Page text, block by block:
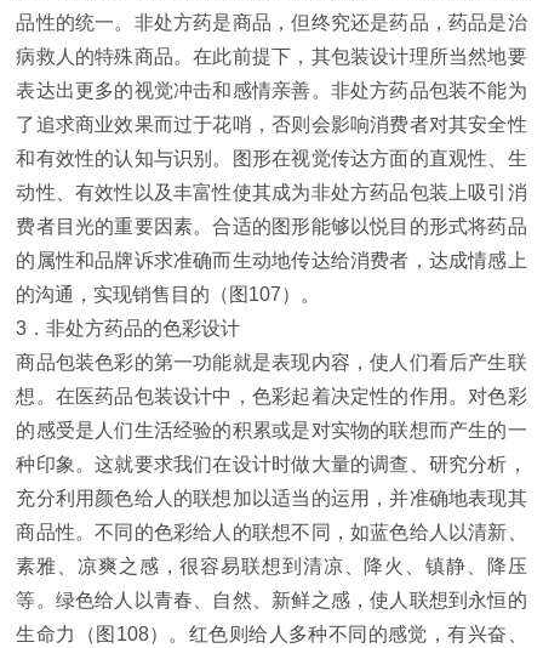
品性的统一。非处方药是商品，但终究还是药品，药品是治
病救人的特殊商品。在此前提下，其包装设计理所当然地要
表达出更多的视觉冲击和感情亲善。非处方药品包装不能为
了追求商业效果而过于花哨，否则会影响消费者对其安全性
和有效性的认知与识别。图形在视觉传达方面的直观性、生
动性、有效性以及丰富性使其成为非处方药品包装上吸引消
费者目光的重要因素。合适的图形能够以悦目的形式将药品
的属性和品牌诉求准确而生动地传达给消费者，达成情感上
的沟通，实现销售目的（图107）。
3．非处方药品的色彩设计
商品包装色彩的第一功能就是表现内容，使人们看后产生联
想。在医药品包装设计中，色彩起着决定性的作用。对色彩
的感受是人们生活经验的积累或是对实物的联想而产生的一
种印象。这就要求我们在设计时做大量的调查、研究分析，
充分利用颜色给人的联想加以适当的运用，并准确地表现其
商品性。不同的色彩给人的联想不同，如蓝色给人以清新、
素雅、凉爽之感，很容易联想到清凉、降火、镇静、降压
等。绿色给人以青春、自然、新鲜之感，使人联想到永恒的
生命力（图108）。红色则给人多种不同的感觉，有兴奋、